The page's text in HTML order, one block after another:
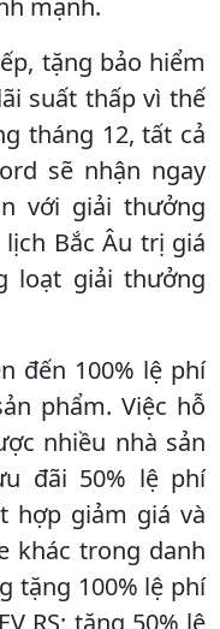
mạnh.
tặng bảo hiểm
suất thấp vì thế
tháng 12, tất cả
sẽ nhận ngay
với giải thưởng
Bắc Âu trị giá
loạt giải thưởng
đến 100% lệ phí
phẩm. Việc hỗ
nhiều nhà sản
đãi 50% lệ phí
hợp giảm giá và
khác trong danh
tặng 100% lệ phí
RS; tặng 50% lệ